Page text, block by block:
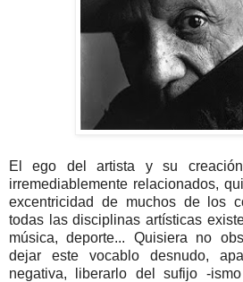
El ego del artista y su
irremediablemente relacionados,
excentricidad de muchos de los
todas las disciplinas artísticas
música, deporte... Quisiera no
dejar este vocablo desnudo,
negativa, liberarlo del sufijo -